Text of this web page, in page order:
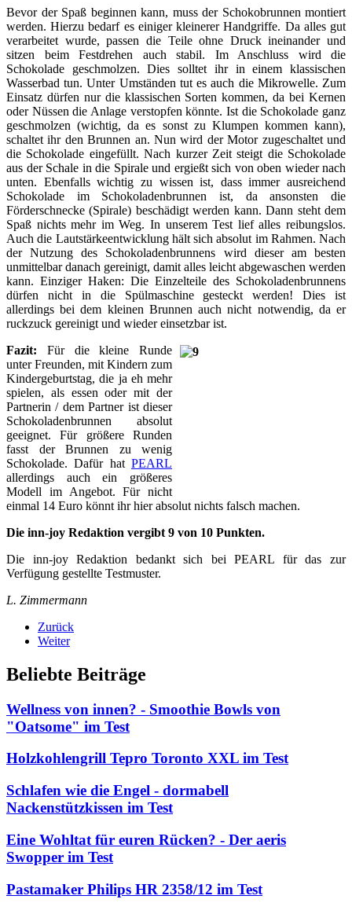
Bevor der Spaß beginnen kann, muss der Schokobrunnen montiert
werden. Hierzu bedarf es einiger kleinerer Handgriffe. Da alles gut
verarbeitet wurde, passen die Teile ohne Druck ineinander und
sitzen beim Festdrehen auch stabil. Im Anschluss wird die
Schokolade geschmolzen. Dies solltet ihr in einem klassischen
Wasserbad tun. Unter Umständen tut es auch die Mikrowelle. Zum
Einsatz dürfen nur die klassischen Sorten kommen, da bei Kernen
oder Nüssen die Anlage verstopfen könnte. Ist die Schokolade ganz
geschmolzen (wichtig, da es sonst zu Klumpen kommen kann),
schaltet ihr den Brunnen an. Nun wird der Motor zugeschaltet und
die Schokolade eingefüllt. Nach kurzer Zeit steigt die Schokolade
aus der Schale in die Spirale und ergießt sich von oben wieder nach
unten. Ebenfalls wichtig zu wissen ist, dass immer ausreichend
Schokolade im Schokoladenbrunnen ist, da ansonsten die
Förderschnecke (Spirale) beschädigt werden kann. Dann steht dem
Spaß nichts mehr im Weg. In unserem Test lief alles reibungslos.
Auch die Lautstärkeentwicklung hält sich absolut im Rahmen. Nach
der Nutzung des Schokoladenbrunnens wird dieser am besten
unmittelbar danach gereinigt, damit alles leicht abgewaschen werden
kann. Einziger Haken: Die Einzelteile des Schokoladenbrunnens
dürfen nicht in die Spülmaschine gesteckt werden! Dies ist
allerdings bei dem kleinen Brunnen auch nicht notwendig, da er
ruckzuck gereinigt und wieder einsetzbar ist.
Fazit: Für die kleine Runde
unter Freunden, mit Kindern zum
Kindergeburtstag, die ja eh mehr
spielen, als essen oder mit der
Partnerin / dem Partner ist dieser
Schokoladenbrunnen absolut
geeignet. Für größere Runden
fasst der Brunnen zu wenig
Schokolade. Dafür hat PEARL
allerdings auch ein größeres
Modell im Angebot. Für nicht
einmal 14 Euro könnt ihr hier absolut nichts falsch machen.
Die inn-joy Redaktion vergibt 9 von 10 Punkten.
Die inn-joy Redaktion bedankt sich bei PEARL für das zur
Verfügung gestellte Testmuster.
L. Zimmermann
Zurück
Weiter
Beliebte Beiträge
Wellness von innen? - Smoothie Bowls von
"Oatsome" im Test
Holzkohlengrill Tepro Toronto XXL im Test
Schlafen wie die Engel - dormabell
Nackenstützkissen im Test
Eine Wohltat für euren Rücken? - Der aeris
Swopper im Test
Pastamaker Philips HR 2358/12 im Test